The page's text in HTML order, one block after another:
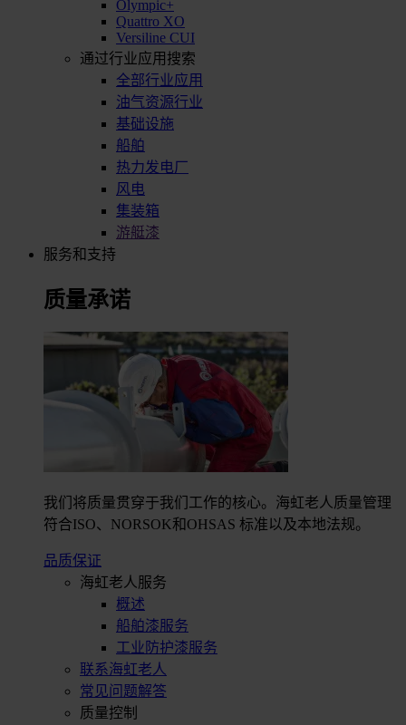
Olympic+
Quattro XO
Versiline CUI
通过行业应用搜索
全部行业应用
油气资源行业
基础设施
船舶
热力发电厂
风电
集装箱
游艇漆
服务和支持
质量承诺
我们将质量贯穿于我们工作的核心。海虹老人质量管理
符合ISO、NORSOK和OHSAS 标准以及本地法规。
品质保证
海虹老人服务
概述
船舶漆服务
工业防护漆服务
联系海虹老人
常见问题解答
质量控制